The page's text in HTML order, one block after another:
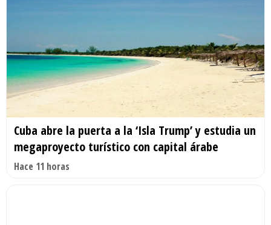
Cuba abre la puerta a la ‘Isla Trump’ y estudia un
megaproyecto turístico con capital árabe
Hace 11 horas